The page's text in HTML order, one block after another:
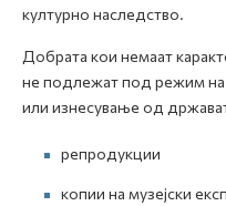
културно наследство.
Добрата кои немаат
не подлежат под режим на
или изнесување од
репродукции
копии на музејски